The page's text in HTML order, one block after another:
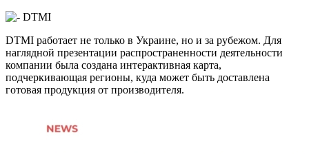
DTMI работает не только в Украине, но и за рубежом. Для
наглядной презентации распространенности деятельности
компании была создана интерактивная карта,
подчеркивающая регионы, куда может быть доставлена ​​
готовая продукция от производителя.